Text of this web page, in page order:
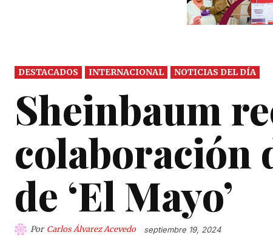
DESTACADOS INTERNACIONAL NOTICIAS DEL DÍA
Sheinbaum
colaboración
de ‘El Mayo’
Por Carlos Álvarez Acevedo septiembre 19, 2024